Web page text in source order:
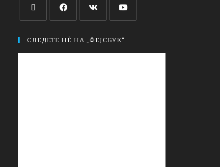
СЛЕДЕТЕ НЀ НА „ФЕЈСБУК“